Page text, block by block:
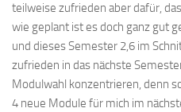
teilweise zufrieden aber dafür,
wie geplant ist es doch ganz gut
und dieses Semester 2,6 im
zufrieden in das nächste
Modulwahl konzentrieren, denn
4 neue Module für mich im